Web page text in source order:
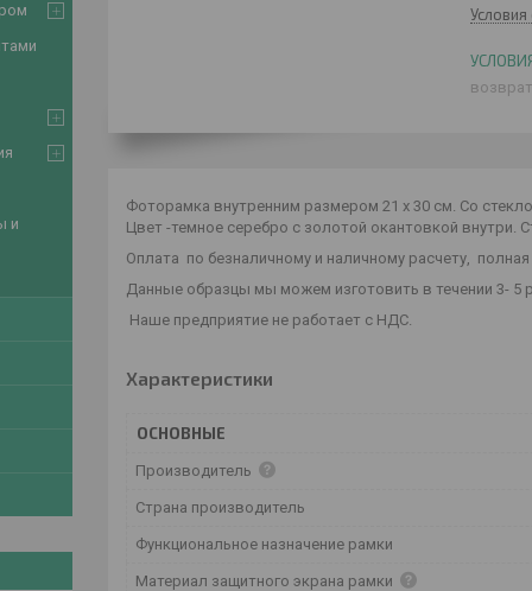
Фоторамка внутренним размером 21 х 30 см. Со
Цвет -темное серебро с золотой окантовкой внутри.
Оплата по безналичному и наличному расчету, полная
Данные образцы мы можем изготовить в течении 3- 5
Наше предприятие не работает с НДС.
Характеристики
ОСНОВНЫЕ
Производитель
Страна производитель
Функциональное назначение рамки
Материал защитного экрана рамки
и